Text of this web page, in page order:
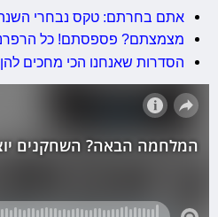
אתם בחרתם: טקס נבחרי השנה של
מצמצתם? פספסתם! כל
הסדרות שאנחנו הכי מחכים להן ב-